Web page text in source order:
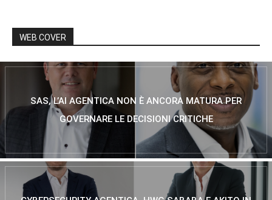
WEB COVER
SAS, L’AI AGENTICA NON È ANCORA MATURA PER
GOVERNARE LE DECISIONI CRITICHE